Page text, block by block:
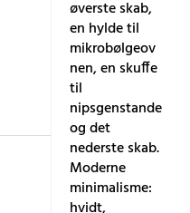
øverste skab,
en hylde til
mikrobølgeov
nen, en skuffe
til
nipsgenstande
og det
nederste skab.
Moderne
minimalisme: